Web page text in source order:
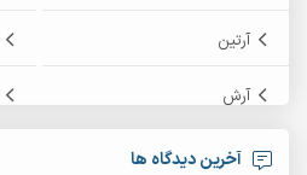
آرتین
آرش
آرش امامی
آخرین دیدگاه ها